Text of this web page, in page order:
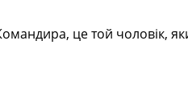
це той чоловік,